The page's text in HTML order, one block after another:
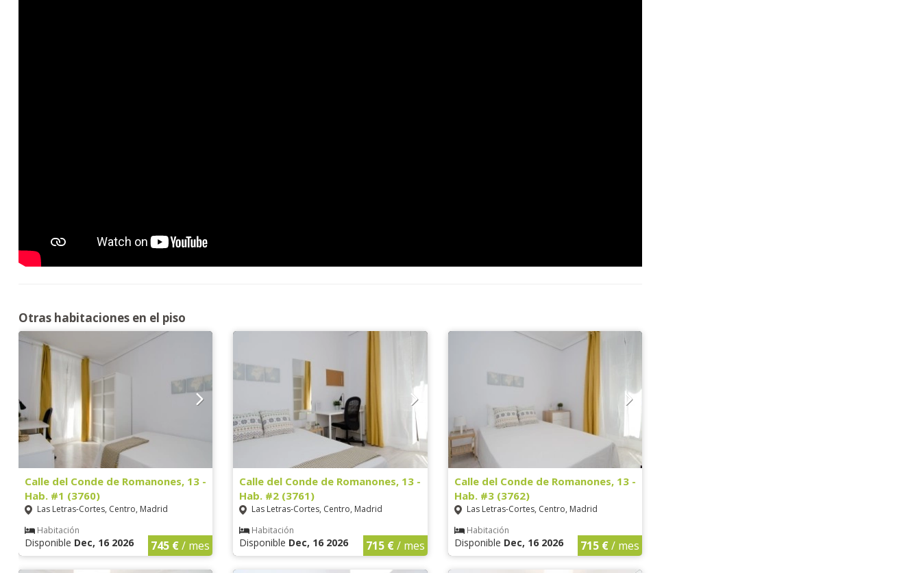
Otras habitaciones en el piso
Calle del Conde de Romanones, 13 -
Hab. #1 (3760)
Las Letras-Cortes, Centro, Madrid
Habitación
Disponible Dec, 16 2026 745 €/ mes
Calle del Conde de Romanones, 13 -
Hab. #2 (3761)
Las Letras-Cortes, Centro, Madrid
Habitación
Disponible Dec, 16 2026 715 €/ mes
Calle del Conde de Romanones, 13 -
Hab. #3 (3762)
Las Letras-Cortes, Centro, Madrid
Habitación
Disponible Dec, 16 2026 715 €/ mes